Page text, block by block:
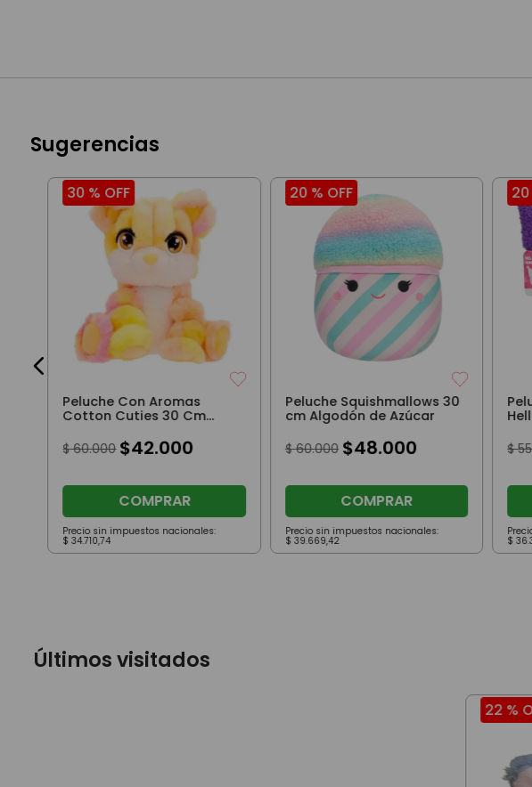
Sugerencias
30 % OFF
Peluche Con Aromas
Cotton Cuties 30 Cm
$ 60.000 $42.000
COMPRAR
Precio sin impuestos nacionales:
$ 34.710,74
20 % OFF
Peluche Squishmallows 30
cm Algodón de Azúcar
$ 60.000 $48.000
COMPRAR
Precio sin impuestos nacionales:
$ 39.669,42
20
$ 55
$ 36.
Últimos visitados
22 %